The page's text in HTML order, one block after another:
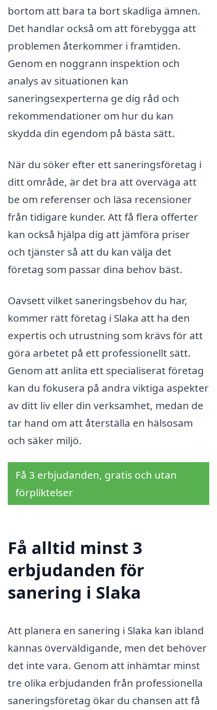
bortom att bara ta bort skadliga ämnen.
Det handlar också om att förebygga att
problemen återkommer i framtiden.
Genom en noggrann inspektion och
analys av situationen kan
saneringsexperterna ge dig råd och
rekommendationer om hur du kan
skydda din egendom på bästa sätt.
När du söker efter ett saneringsföretag i
ditt område, är det bra att överväga att
be om referenser och läsa recensioner
från tidigare kunder. Att få flera offerter
kan också hjälpa dig att jämföra priser
och tjänster så att du kan välja det
företag som passar dina behov bäst.
Oavsett vilket saneringsbehov du har,
kommer rätt företag i Slaka att ha den
expertis och utrustning som krävs för att
göra arbetet på ett professionellt sätt.
Genom att anlita ett specialiserat företag
kan du fokusera på andra viktiga aspekter
av ditt liv eller din verksamhet, medan de
tar hand om att återställa en hälsosam
och säker miljö.
Få 3 erbjudanden, gratis och utan
förpliktelser
Få alltid minst 3
erbjudanden för
sanering i Slaka
Att planera en sanering i Slaka kan ibland
kännas överväldigande, men det behöver
det inte vara. Genom att inhämtar minst
tre olika erbjudanden från professionella
saneringsföretag ökar du chansen att få